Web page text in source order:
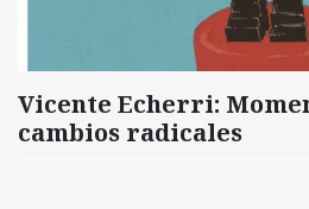
Vicente Echerri:
cambios radicales